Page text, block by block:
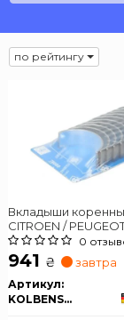
по рейтингу
Вкладыши
CITROEN /
MINI Berlingo,
Fiesta, Focus,
0
941 ₴ завтра
Артикул:
KOLBENSCHMIDT